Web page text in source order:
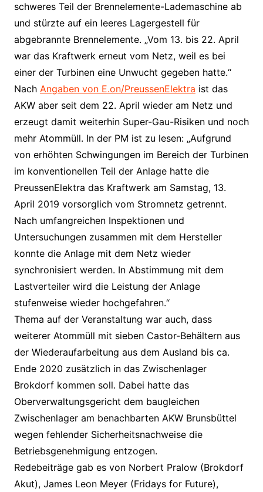
schweres Teil der Brennelemente-Lademaschine ab
und stürzte auf ein leeres Lagergestell für
abgebrannte Brennelemente. „Vom 13. bis 22. April
war das Kraftwerk erneut vom Netz, weil es bei
einer der Turbinen eine Unwucht gegeben hatte.“
Nach Angaben von E.on/PreussenElektra ist das
AKW aber seit dem 22. April wieder am Netz und
erzeugt damit weiterhin Super-Gau-Risiken und noch
mehr Atommüll. In der PM ist zu lesen: „Aufgrund
von erhöhten Schwingungen im Bereich der Turbinen
im konventionellen Teil der Anlage hatte die
PreussenElektra das Kraftwerk am Samstag, 13.
April 2019 vorsorglich vom Stromnetz getrennt.
Nach umfangreichen Inspektionen und
Untersuchungen zusammen mit dem Hersteller
konnte die Anlage mit dem Netz wieder
synchronisiert werden. In Abstimmung mit dem
Lastverteiler wird die Leistung der Anlage
stufenweise wieder hochgefahren.“
Thema auf der Veranstaltung war auch, dass
weiterer Atommüll mit sieben Castor-Behältern aus
der Wiederaufarbeitung aus dem Ausland bis ca.
Ende 2020 zusätzlich in das Zwischenlager
Brokdorf kommen soll. Dabei hatte das
Oberverwaltungsgericht dem baugleichen
Zwischenlager am benachbarten AKW Brunsbüttel
wegen fehlender Sicherheitsnachweise die
Betriebsgenehmigung entzogen.
Redebeiträge gab es von Norbert Pralow (Brokdorf
Akut), James Leon Meyer (Fridays for Future),